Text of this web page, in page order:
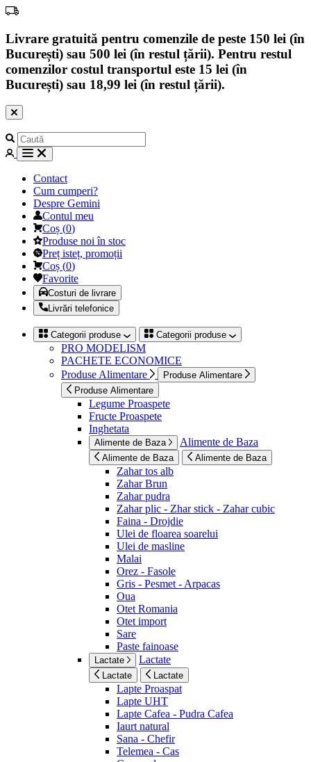
Livrare gratuită pentru comenzile de peste 150 lei (în
București) sau 500 lei (în restul țării). Pentru restul
comenzilor costul transportul este 15 lei (în
București) sau 18,99 lei (în restul țării).
Contact
Cum cumperi?
Despre Gemini
Contul meu
Coș (0)
Produse noi în stoc
Preț isteț, promoții
Coș (0)
Favorite
Costuri de livrare
Livrări telefonice
Categorii produse Categorii produse
PRO MODELISM
PACHETE ECONOMICE
Produse Alimentare
Produse Alimentare
Produse Alimentare
Legume Proaspete
Fructe Proaspete
Inghetata
Alimente de Baza Alimente de Baza
Alimente de Baza Alimente de Baza
Zahar tos alb
Zahar Brun
Zahar pudra
Zahar plic - Zhar stick - Zahar cubic
Faina - Drojdie
Ulei de floarea soarelui
Ulei de masline
Malai
Orez - Fasole
Gris - Pesmet - Arpacas
Oua
Otet Romania
Otet import
Sare
Paste fainoase
Lactate Lactate
Lactate Lactate
Lapte Proaspat
Lapte UHT
Lapte Cafea - Pudra Cafea
Iaurt natural
Sana - Chefir
Telemea - Cas